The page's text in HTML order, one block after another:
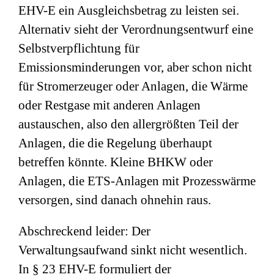
EHV-E ein Ausgleichsbetrag zu leisten sei.
Alternativ sieht der Verordnungsentwurf eine
Selbstverpflichtung für
Emissionsminderungen vor, aber schon nicht
für Stromerzeuger oder Anlagen, die Wärme
oder Restgase mit anderen Anlagen
austauschen, also den allergrößten Teil der
Anlagen, die die Regelung überhaupt
betreffen könnte. Kleine BHKW oder
Anlagen, die ETS-Anlagen mit Prozesswärme
versorgen, sind danach ohnehin raus.
Abschreckend leider: Der
Verwaltungsaufwand sinkt nicht wesentlich.
In § 23 EHV-E formuliert der